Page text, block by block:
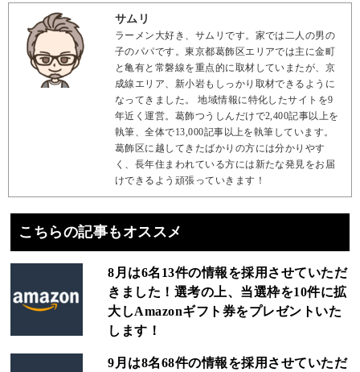
サムリ
ラーメン大好き、サムリです。家では二人の男の
子のパパです。東京都葛飾区エリアでは主に金町
と亀有と常磐線を重点的に取材していまたが、京
成線エリア、新小岩もしっかり取材できるように
なってきました。 地域情報に特化したサイトを9
年近く運営。葛飾つうしんだけで2,400記事以上を
執筆、全体で13,000記事以上を執筆しています。
葛飾区に越してきたばかりの方には分かりやす
く、長年住まわれている方には新たな発見をお届
けできるよう頑張っていきます！
こちらの記事もオススメ
8月は6名13件の情報を採用させていただ
きました！選考の上、当選枠を10件に拡
大しAmazonギフト券をプレゼントいた
します！
9月は8名68件の情報を採用させていただ